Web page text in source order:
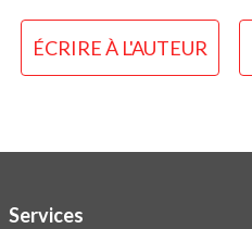
ÉCRIRE À L'AUTEUR
Services